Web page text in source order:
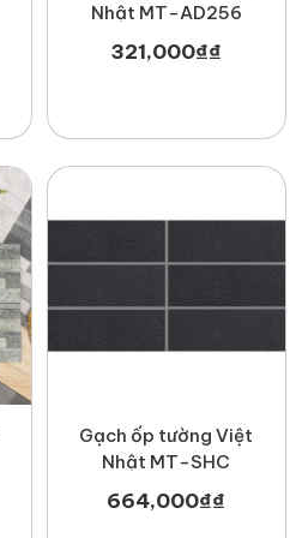
Nhật MT-AD256
321,000₫₫
Gạch ốp tường Việt
Nhật MT-SHC
664,000₫₫